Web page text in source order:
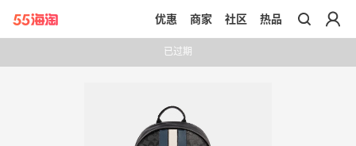
带你去官网买正品
优惠 商家 社区 热品
已过期